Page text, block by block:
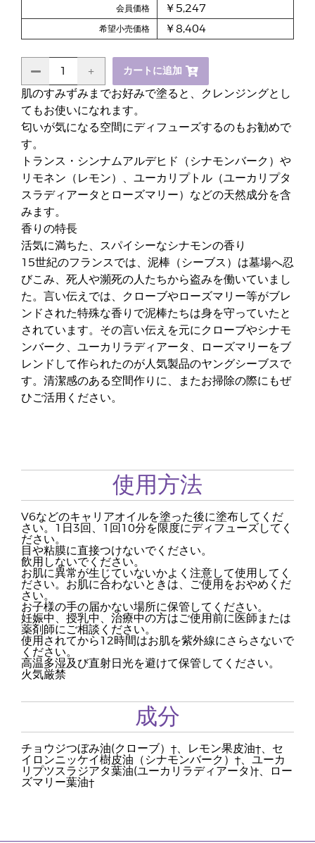
肌のすみずみまでお好みで塗ると、クレンジングとし
てもお使いになれます。
匂いが気になる空間にディフューズするのもお勧めで
す。
トランス・シンナムアルデヒド（シナモンバーク）や
リモネン（レモン）、ユーカリプトル（ユーカリプタ
スラディアータとローズマリー）などの天然成分を含
みます。
香りの特長
活気に満ちた、スパイシーなシナモンの香り
15世紀のフランスでは、泥棒（シーブス）は墓場へ忍
びこみ、死人や瀕死の人たちから盗みを働いていまし
た。言い伝えでは、クローブやローズマリー等がブレ
ンドされた特殊な香りで泥棒たちは身を守っていたと
されています。その言い伝えを元にクローブやシナモ
ンバーク、ユーカリラディアータ、ローズマリーをブ
レンドして作られたのが人気製品のヤングシーブスで
す。清潔感のある空間作りに、またお掃除の際にもぜ
ひご活用ください。
会員価格 ￥5,247
希望小売価格 ￥8,404
カートに追加
使用方法
V6などのキャリアオイルを塗った後に塗布してくだ
さい。1日3回、1回10分を限度にディフューズしてく
ださい。
目や粘膜に直接つけないでください。
飲用しないでください。
お肌に異常が生じていないかよく注意して使用してく
ださい。お肌に合わないときは、ご使用をおやめくだ
さい。
お子様の手の届かない場所に保管してください。
妊娠中、授乳中、治療中の方はご使用前に医師または
薬剤師にご相談ください。
使用されてから12時間はお肌を紫外線にさらさないで
ください。
高温多湿及び直射日光を避けて保管してください。
火気厳禁
成分
チョウジつぼみ油(クローブ）†、レモン果皮油†、セ
イロンニッケイ樹皮油（シナモンバーク）†、ユーカ
リプツスラジアタ葉油(ユーカリラディアータ)†、ロー
ズマリー葉油†